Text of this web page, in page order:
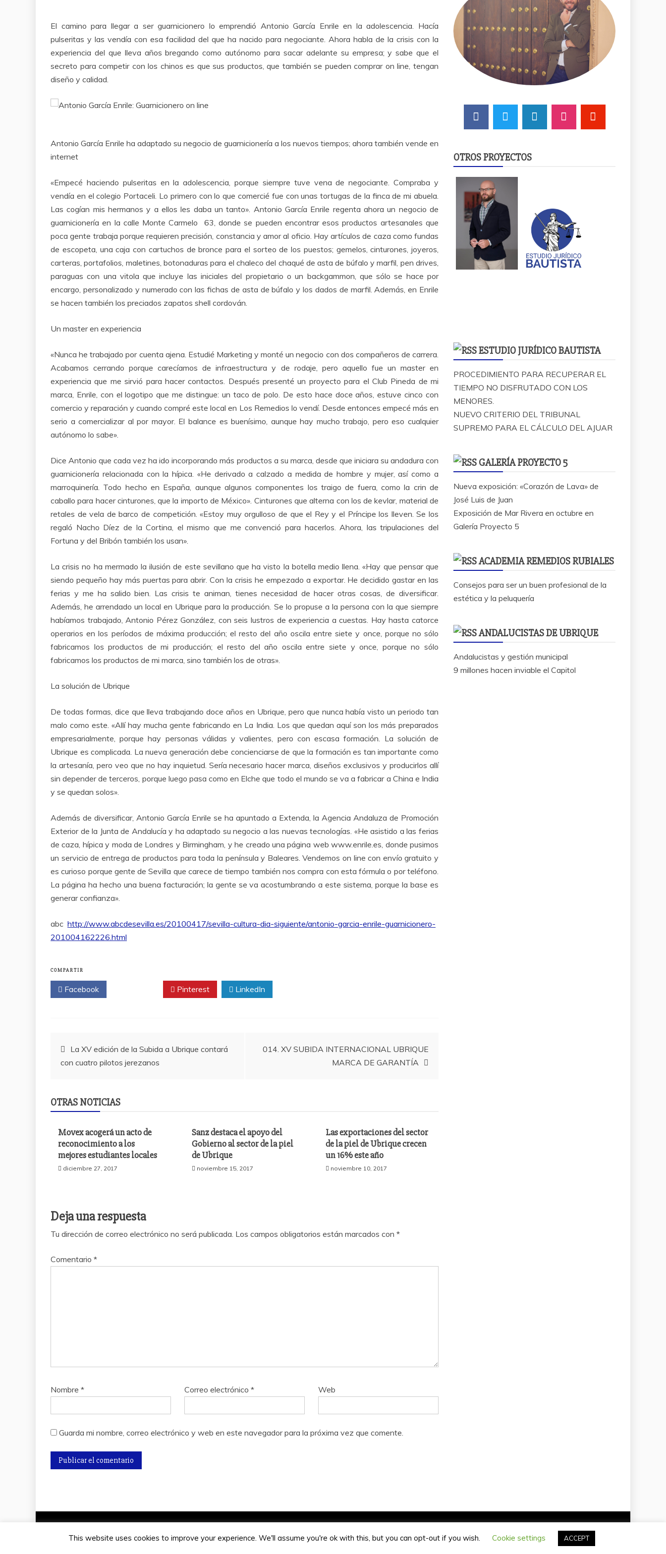
El camino para llegar a ser guarnicionero lo emprendió Antonio García Enrile en la adolescencia. Hacía
pulseritas y las vendía con esa facilidad del que ha nacido para negociante. Ahora habla de la crisis con la
experiencia del que lleva años bregando como autónomo para sacar adelante su empresa; y sabe que el
secreto para competir con los chinos es que sus productos, que también se pueden comprar on line, tengan
diseño y calidad.
Antonio García Enrile ha adaptado su negocio de guarnicionería a los nuevos tiempos; ahora también vende en
internet
«Empecé haciendo pulseritas en la adolescencia, porque siempre tuve vena de negociante. Compraba y
vendía en el colegio Portaceli. Lo primero con lo que comercié fue con unas tortugas de la finca de mi abuela.
Las cogían mis hermanos y a ellos les daba un tanto». Antonio García Enrile regenta ahora un negocio de
guarnicionería en la calle Monte Carmelo 63, donde se pueden encontrar esos productos artesanales que
poca gente trabaja porque requieren precisión, constancia y amor al oficio. Hay artículos de caza como fundas
de escopeta, una caja con cartuchos de bronce para el sorteo de los puestos; gemelos, cinturones, joyeros,
carteras, portafolios, maletines, botonaduras para el chaleco del chaqué de asta de búfalo y marfil, pen drives,
paraguas con una vitola que incluye las iniciales del propietario o un backgammon, que sólo se hace por
encargo, personalizado y numerado con las fichas de asta de búfalo y los dados de marfil. Además, en Enrile
se hacen también los preciados zapatos shell cordován.
Un master en experiencia
«Nunca he trabajado por cuenta ajena. Estudié Marketing y monté un negocio con dos compañeros de carrera.
Acabamos cerrando porque carecíamos de infraestructura y de rodaje, pero aquello fue un master en
experiencia que me sirvió para hacer contactos. Después presenté un proyecto para el Club Pineda de mi
marca, Enrile, con el logotipo que me distingue: un taco de polo. De esto hace doce años, estuve cinco con
comercio y reparación y cuando compré este local en Los Remedios lo vendí. Desde entonces empecé más en
serio a comercializar al por mayor. El balance es buenísimo, aunque hay mucho trabajo, pero eso cualquier
autónomo lo sabe».
Dice Antonio que cada vez ha ido incorporando más productos a su marca, desde que iniciara su andadura con
guarnicionería relacionada con la hípica. «He derivado a calzado a medida de hombre y mujer, así como a
marroquinería. Todo hecho en España, aunque algunos componentes los traigo de fuera, como la crin de
caballo para hacer cinturones, que la importo de México». Cinturones que alterna con los de kevlar, material de
retales de vela de barco de competición. «Estoy muy orgulloso de que el Rey y el Príncipe los lleven. Se los
regaló Nacho Díez de la Cortina, el mismo que me convenció para hacerlos. Ahora, las tripulaciones del
Fortuna y del Bribón también los usan».
La crisis no ha mermado la ilusión de este sevillano que ha visto la botella medio llena. «Hay que pensar que
siendo pequeño hay más puertas para abrir. Con la crisis he empezado a exportar. He decidido gastar en las
ferias y me ha salido bien. Las crisis te animan, tienes necesidad de hacer otras cosas, de diversificar.
Además, he arrendado un local en Ubrique para la producción. Se lo propuse a la persona con la que siempre
habíamos trabajado, Antonio Pérez González, con seis lustros de experiencia a cuestas. Hay hasta catorce
operarios en los períodos de máxima producción; el resto del año oscila entre siete y once, porque no sólo
fabricamos los productos de mi producción; el resto del año oscila entre siete y once, porque no sólo
fabricamos los productos de mi marca, sino también los de otras».
La solución de Ubrique
De todas formas, dice que lleva trabajando doce años en Ubrique, pero que nunca había visto un periodo tan
malo como este. «Allí hay mucha gente fabricando en La India. Los que quedan aquí son los más preparados
empresarialmente, porque hay personas válidas y valientes, pero con escasa formación. La solución de
Ubrique es complicada. La nueva generación debe concienciarse de que la formación es tan importante como
la artesanía, pero veo que no hay inquietud. Sería necesario hacer marca, diseños exclusivos y producirlos allí
sin depender de terceros, porque luego pasa como en Elche que todo el mundo se va a fabricar a China e India
y se quedan solos».
Además de diversificar, Antonio García Enrile se ha apuntado a Extenda, la Agencia Andaluza de Promoción
Exterior de la Junta de Andalucía y ha adaptado su negocio a las nuevas tecnologías. «He asistido a las ferias
de caza, hípica y moda de Londres y Birmingham, y he creado una página web www.enrile.es, donde pusimos
un servicio de entrega de productos para toda la península y Baleares. Vendemos on line con envío gratuito y
es curioso porque gente de Sevilla que carece de tiempo también nos compra con esta fórmula o por teléfono.
La página ha hecho una buena facturación; la gente se va acostumbrando a este sistema, porque la base es
generar confianza».
abc http://www.abcdesevilla.es/20100417/sevilla-cultura-dia-siguiente/antonio-garcia-enrile-guarnicionero-
201004162226.html
COMPARTIR
Facebook Pinterest LinkedIn
Navegación
de
entradas
La XV edición de la Subida a Ubrique contará
con cuatro pilotos jerezanos
014. XV SUBIDA INTERNACIONAL UBRIQUE
MARCA DE GARANTÍA
OTRAS NOTICIAS
Movex acogerá un acto de
reconocimiento a los
mejores estudiantes locales
diciembre 27, 2017
Sanz destaca el apoyo del
Gobierno al sector de la piel
de Ubrique
noviembre 15, 2017
Las exportaciones del sector
de la piel de Ubrique crecen
un 16% este año
noviembre 10, 2017
Deja una respuesta
Tu dirección de correo electrónico no será publicada. Los campos obligatorios están marcados con *
Comentario *
Nombre * Correo electrónico* Web
Guarda mi nombre, correo electrónico y web en este navegador para la próxima vez que comente.
OTROS PROYECTOS
ESTUDIO JURÍDICO BAUTISTA
PROCEDIMIENTO PARA RECUPERAR EL
TIEMPO NO DISFRUTADO CON LOS
MENORES.
NUEVO CRITERIO DEL TRIBUNAL
SUPREMO PARA EL CÁLCULO DEL AJUAR
GALERÍA PROYECTO 5
Nueva exposición: «Corazón de Lava» de
José Luis de Juan
Exposición de Mar Rivera en octubre en
Galería Proyecto 5
ACADEMIA REMEDIOS RUBIALES
Consejos para ser un buen profesional de la
estética y la peluquería
ANDALUCISTAS DE UBRIQUE
Andalucistas y gestión municipal
9 millones hacen inviable el Capitol
Jose Antonio Bautista 2020.
This website uses cookies to improve your experience. We'll assume you're ok with this, but you can opt-out if you wish. Cookie settings ACCEPT